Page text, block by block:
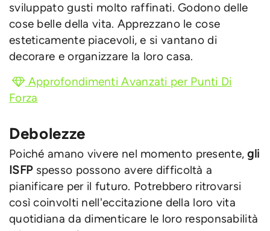
sviluppato gusti molto raffinati. Godono delle
cose belle della vita. Apprezzano le cose
esteticamente piacevoli, e si vantano di
decorare e organizzare la loro casa.
Approfondimenti Avanzati per Punti Di
Forza
Debolezze
Poiché amano vivere nel momento presente,gli
ISFP spesso possono avere difficoltà a
pianificare per il futuro. Potrebbero ritrovarsi
così coinvolti nell'eccitazione della loro vita
quotidiana da dimenticare le loro responsabilità